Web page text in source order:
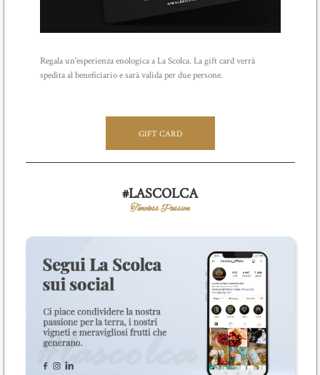
Regala un'esperienza enologica a La Scolca. La gift card verrà
spedita al beneficiario e sarà valida per due persone.
GIFT CARD
#LASCOLCA
Timeless Passion